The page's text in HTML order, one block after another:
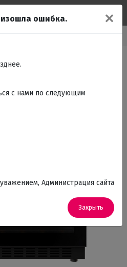
✕
ошибка.
с нами по следующим
Администрация сайта
Закрыть